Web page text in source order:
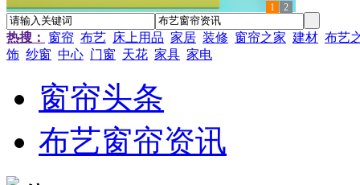
1 2
热搜： 窗帘 布艺 床上用品 家居 装修 窗帘之家 建材 布艺
饰 纱窗 中心 门窗 天花 家具 家电
窗帘头条
布艺窗帘资讯